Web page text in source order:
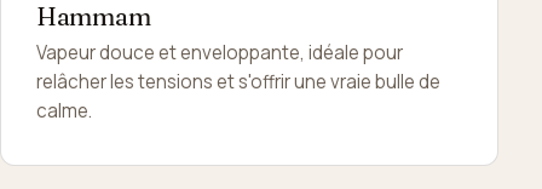
Hammam
Vapeur douce et enveloppante, idéale pour
relâcher les tensions et s'offrir une vraie bulle de
calme.